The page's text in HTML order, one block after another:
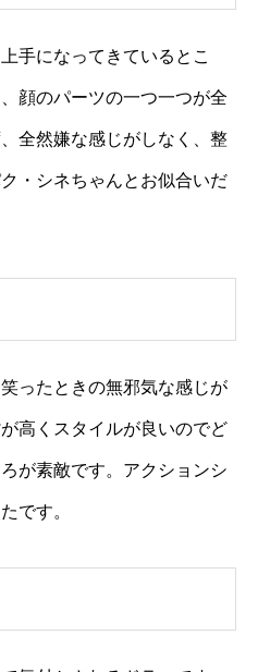
手になってきているとこ
顔のパーツの一つ一つが全
全然嫌な感じがしなく、整
・シネちゃんとお似合いだ
ったときの無邪気な感じが
高くスタイルが良いのでど
が素敵です。アクションシ
です。